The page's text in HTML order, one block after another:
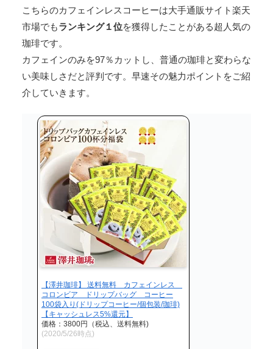
こちらのカフェインレスコーヒーは大手通販サイト楽天
市場でもランキング１位を獲得したことがある超人気の
珈琲です。
カフェインのみを97％カットし、普通の珈琲と変わらな
い美味しさだと評判です。早速その魅力ポイントをご紹
介していきます。
【澤井珈琲】 送料無料 カフェインレス
コロンビア ドリップバッグ コーヒー
100袋入り(ドリップコーヒー/個包装/珈琲)
【キャッシュレス5%還元】
価格：3800円（税込、送料無料)
(2020/5/26時点)